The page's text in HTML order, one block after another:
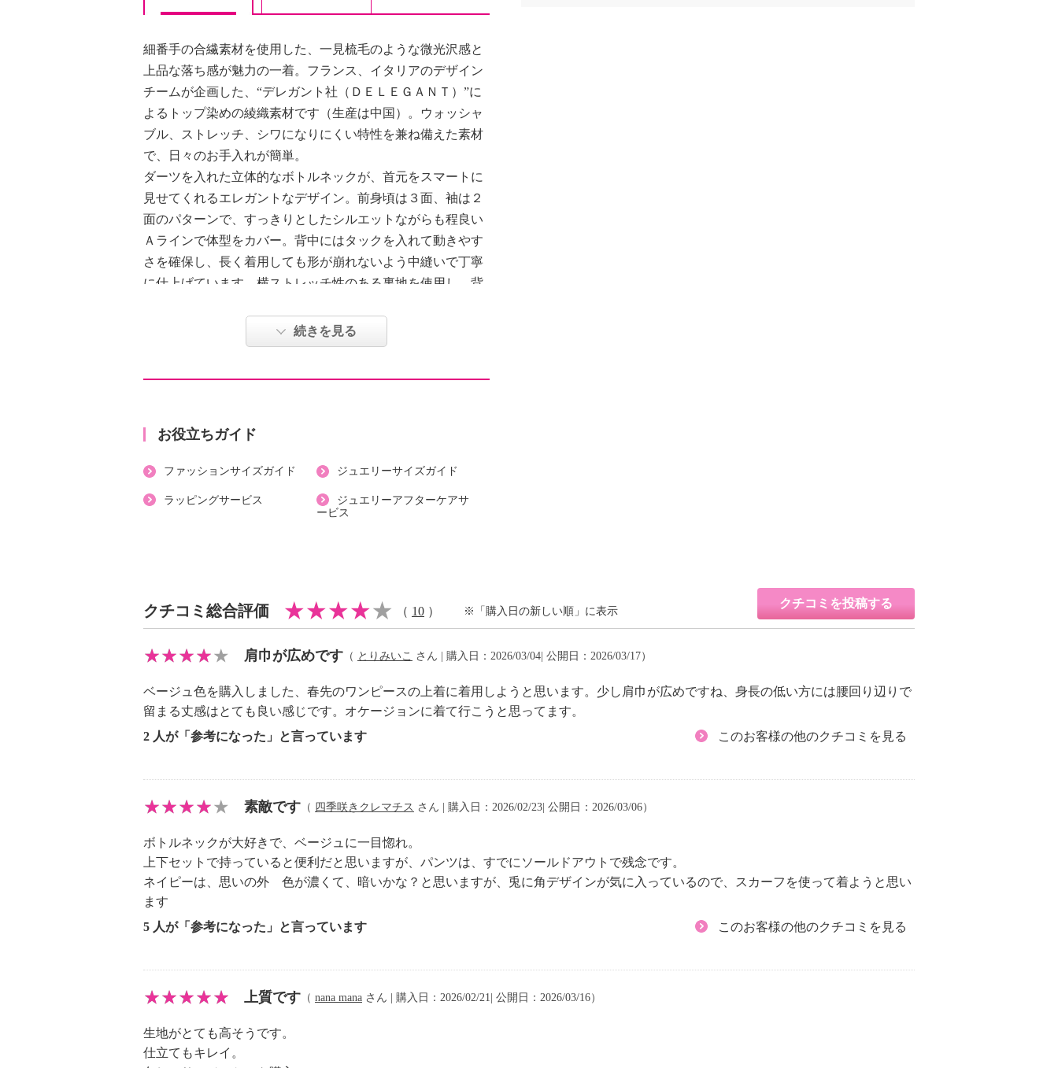
細番手の合繊素材を使用した、一見梳毛のような微光沢感と
上品な落ち感が魅力の一着。フランス、イタリアのデザイン
チームが企画した、“デレガント社（ＤＥＬＥＧＡＮＴ）”に
よるトップ染めの綾織素材です（生産は中国）。ウォッシャ
ブル、ストレッチ、シワになりにくい特性を兼ね備えた素材
で、日々のお手入れが簡単。
ダーツを入れた立体的なボトルネックが、首元をスマートに
見せてくれるエレガントなデザイン。前身頃は３面、袖は２
面のパターンで、すっきりとしたシルエットながらも程良い
Ａラインで体型をカバー。背中にはタックを入れて動きやす
さを確保し、長く着用しても形が崩れないよう中縫いで丁寧
に仕上げています。横ストレッチ性のある裏地を使用し、背
（背抜き）
・ポケット：外側（前）２個
【素材】
・表地：ポリエステル７８％、レーヨン１６％、ポリウレタ
・洗濯機：可
・漂白処理：塩素系・酸素系漂白不可
・自然乾燥：日陰の吊り干し
・アイロン仕上げ：可（低温）
・ドライクリーニング：石油系ドライクリーニング可
・ウエットクリーニング：可
・毛玉が生じるおそれあり
・過度な力をかけない
・ネット使用
・無蛍光洗剤使用
【原産国（地）】
・中国製
続きを見る
お役立ちガイド
ファッションサイズガイド ジュエリーサイズガイド
ラッピングサービス
ジュエリーアフターケアサ
ービス
クチコミ総合評価 （ 10 ）
クチコミを投稿する
※「購入日の新しい順」に表示
肩巾が広めです （ とりみいこ さん | 購入日：2026/03/04| 公開日：2026/03/17）
ベージュ色を購入しました、春先のワンピースの上着に着用しようと思います。少し肩巾が広めですね、身長の低い方には腰回り辺りで
留まる丈感はとても良い感じです。オケージョンに着て行こうと思ってます。
2 人が「参考になった」と言っています
このお客様の他のクチコミを見る
素敵です （ 四季咲きクレマチス さん | 購入日：2026/02/23| 公開日：2026/03/06）
ボトルネックが大好きで、ベージュに一目惚れ。
上下セットで持っていると便利だと思いますが、パンツは、すでにソールドアウトで残念です。
ネイピーは、思いの外 色が濃くて、暗いかな？と思いますが、兎に角デザインが気に入っているので、スカーフを使って着ようと思い
ます
5 人が「参考になった」と言っています
このお客様の他のクチコミを見る
上質です （ nana mana さん | 購入日：2026/02/21| 公開日：2026/03/16）
生地がとても高そうです。
仕立てもキレイ。